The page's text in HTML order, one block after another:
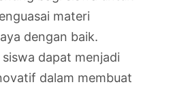
materi
dengan baik.
dapat menjadi
dalam membuat